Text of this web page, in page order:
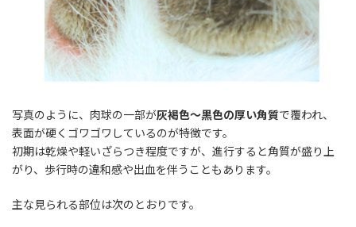
写真のように、肉球の一部が灰褐色〜黒色の厚い角質で覆われ、
表面が硬くゴワゴワしているのが特徴です。
初期は乾燥や軽いざらつき程度ですが、進行すると角質が盛り上
がり、歩行時の違和感や出血を伴うこともあります。
主な見られる部位は次のとおりです。